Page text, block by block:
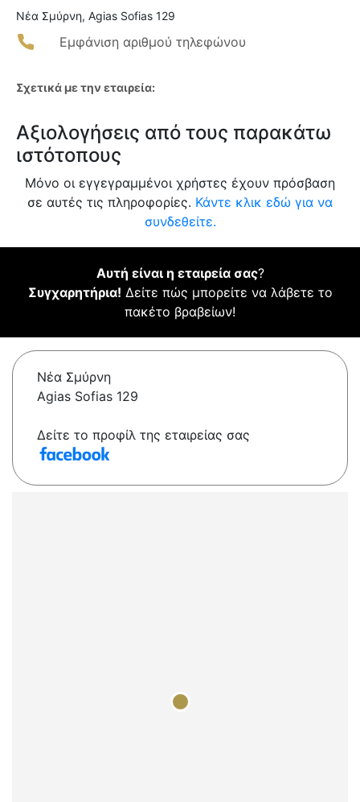
Νέα Σμύρνη, Agias Sofias 129
Εμφάνιση αριθμού τηλεφώνου
Σχετικά με την εταιρεία:
Αξιολογήσεις από τους παρακάτω
ιστότοπους
Μόνο οι εγγεγραμμένοι χρήστες έχουν πρόσβαση
σε αυτές τις πληροφορίες. Κάντε κλικ εδώ για να
συνδεθείτε.
Αυτή είναι η εταιρεία σας?
Συγχαρητήρια! Δείτε πώς μπορείτε να λάβετε το
πακέτο βραβείων!
Νέα Σμύρνη
Agias Sofias 129
Δείτε το προφίλ της εταιρείας σας